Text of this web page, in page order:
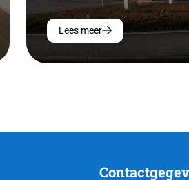
Lees meer